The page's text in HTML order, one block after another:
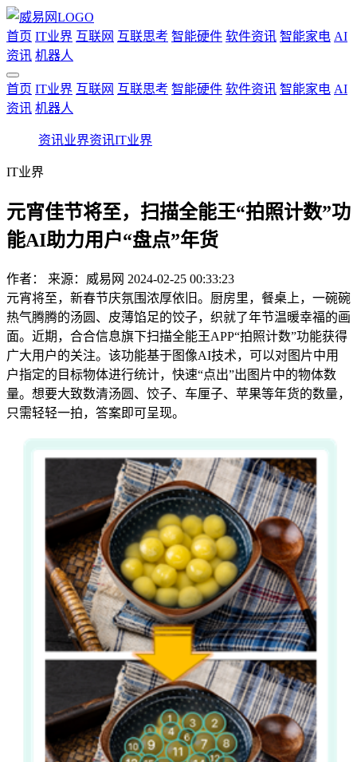
首页 IT业界 互联网 互联思考 智能硬件 软件资讯 智能家电 AI
资讯 机器人
首页 IT业界 互联网 互联思考 智能硬件 软件资讯 智能家电 AI
资讯 机器人
资讯业界资讯IT业界
IT业界
元宵佳节将至，扫描全能王“拍照计数”功
能AI助力用户“盘点”年货
作者： 来源：威易网 2024-02-25 00:33:23
元宵将至，新春节庆氛围浓厚依旧。厨房里，餐桌上，一碗碗
热气腾腾的汤圆、皮薄馅足的饺子，织就了年节温暖幸福的画
面。近期，合合信息旗下扫描全能王APP“拍照计数”功能获得
广大用户的关注。该功能基于图像AI技术，可以对图片中用
户指定的目标物体进行统计，快速“点出”出图片中的物体数
量。想要大致数清汤圆、饺子、车厘子、苹果等年货的数量，
只需轻轻一拍，答案即可呈现。